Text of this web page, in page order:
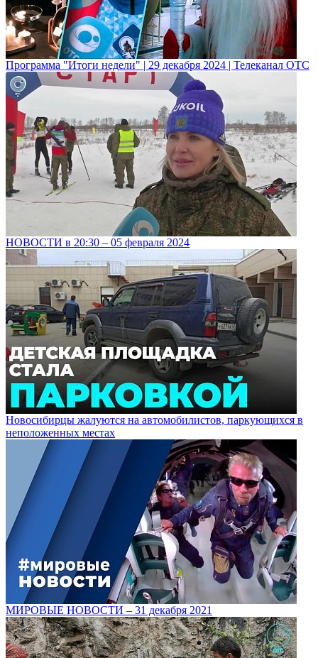
Программа "Итоги недели" | 29 декабря 2024 | Телеканал ОТС
НОВОСТИ в 20:30 – 05 февраля 2024
Новосибирцы жалуются на автомобилистов, паркующихся в
неположенных местах
МИРОВЫЕ НОВОСТИ – 31 декабря 2021